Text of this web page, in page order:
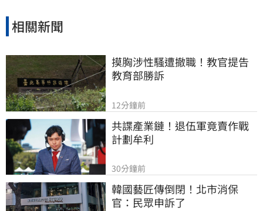
相關新聞
摸胸涉性騷遭撤職！教官提告
教育部勝訴
12分鐘前
共諜產業鏈！退伍軍竟賣作戰
計劃牟利
30分鐘前
韓國藝匠傳倒閉！北市消保
官：民眾申訴了